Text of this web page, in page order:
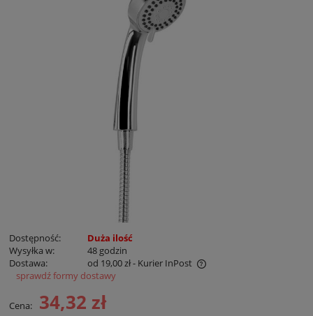
Dostępność:
Duża ilość
Wysyłka w:
48 godzin
Dostawa:
od 19,00 zł- Kurier InPost
Cena nie zawiera ewentualnych kosztów płatności
sprawdź formy dostawy
Cena: 34,32 zł